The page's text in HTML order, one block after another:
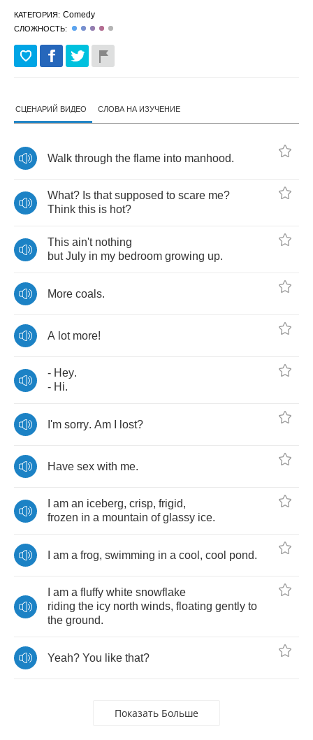
КАТЕГОРИЯ: Comedy
СЛОЖНОСТЬ:
СЦЕНАРИЙ ВИДЕО СЛОВА НА ИЗУЧЕНИЕ
Walk through the flame into manhood.
What? Is that supposed to scare me?
Think this is hot?
This ain't nothing
but July in my bedroom growing up.
More coals.
A lot more!
- Hey.
- Hi.
I'm sorry. Am lost?
Have sex with me.
am an iceberg, crisp, frigid,
frozen in a mountain of glassy ice.
am a frog, swimming in a cool , cool pond.
am a fluffy white snowflake
riding the icy north winds, floating gently to
the ground.
Yeah? You like that?
Показать Больше